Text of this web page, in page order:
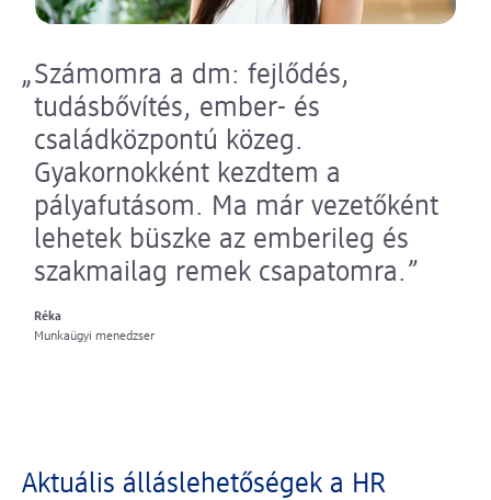
Számomra a dm: fejlődés,
tudásbővítés, ember- és
családközpontú közeg.
Gyakornokként kezdtem a
pályafutásom. Ma már vezetőként
lehetek büszke az emberileg és
szakmailag remek csapatomra.
Réka
Munkaügyi menedzser
Aktuális álláslehetőségek a HR